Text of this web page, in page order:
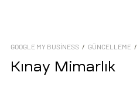
GOOGLE MY BUSINESS / GÜNCELLEME /
Kınay Mimarlık